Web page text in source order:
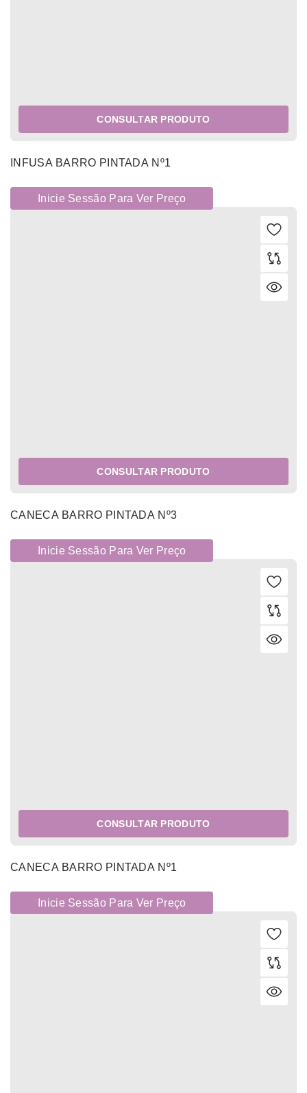
CONSULTAR PRODUTO
INFUSA BARRO PINTADA Nº1
Inicie Sessão Para Ver Preço
CONSULTAR PRODUTO
CANECA BARRO PINTADA Nº3
Inicie Sessão Para Ver Preço
CONSULTAR PRODUTO
CANECA BARRO PINTADA Nº1
Inicie Sessão Para Ver Preço